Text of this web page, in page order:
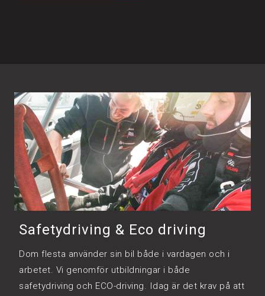
Safetydriving & Eco driving
Dom flesta använder sin bil både i vardagen och i
arbetet. Vi genomför utbildningar i både
safetydriving och ECO-driving. Idag är det krav på att